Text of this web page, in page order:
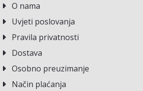
O nama
Uvjeti poslovanja
Pravila privatnosti
Dostava
Osobno preuzimanje
Način plaćanja